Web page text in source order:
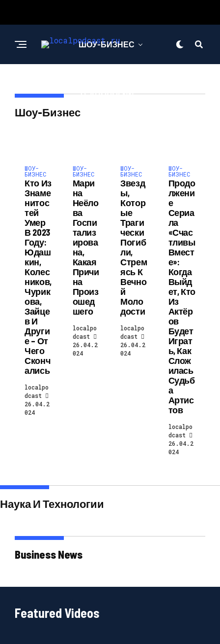
ШОУ-БИЗНЕС
ТЕХНОЛОГИИ
Шоу-Бизнес
ШОУ-
БИЗНЕС
Кто Из
Знаме
Нитос
Тей
Умер
В 2023
Году:
Юдаш
Кин,
Колес
Ников,
Чурик
Ова,
Зайце
В И
Други
Е – От
Чего
Сконч
Ались
localpo
dcast
26.04.2
024
ШОУ-
БИЗНЕС
Мари
На
Неёло
Ва
Госпи
Тализ
Ирова
На,
Какая
Причи
На
Произ
Ошед
Шего
localpo
dcast
26.04.2
024
ШОУ-
БИЗНЕС
Звезд
Ы,
Котор
Ые
Траги
Чески
Погиб
Ли,
Стрем
Ясь К
Вечно
Й
Моло
Дости
localpo
dcast
26.04.2
024
ШОУ-
БИЗНЕС
Продо
Лжени
Е
Сериа
Ла
«Счас
Тливы
Вмест
Е»:
Когда
Выйд
Ет, Кто
Из
Актёр
Ов
Будет
Играт
Ь, Как
Слож
Илась
Судьб
А
Артис
Тов
localpo
dcast
26.04.2
024
Наука И Технологии
Business News
Featured Videos